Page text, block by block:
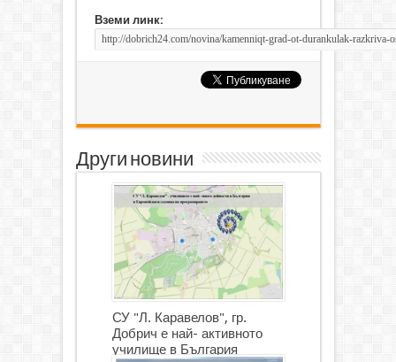
Вземи линк:
Други новини
СУ "Л. Каравелов", гр.
Добрич е най- активното
училище в България